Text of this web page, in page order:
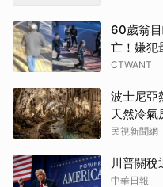
60歲翁
亡！嫌犯
CTWANT
波士尼
天然冷氣
民視新聞網
川普關
中華日報